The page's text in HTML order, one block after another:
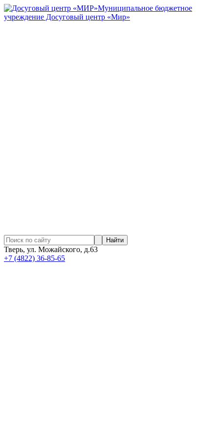
Муниципальное бюджетное
учреждение Досуговый центр «Мир»
Найти
Тверь, ул. Можайского, д.63
+7 (4822) 36-85-65